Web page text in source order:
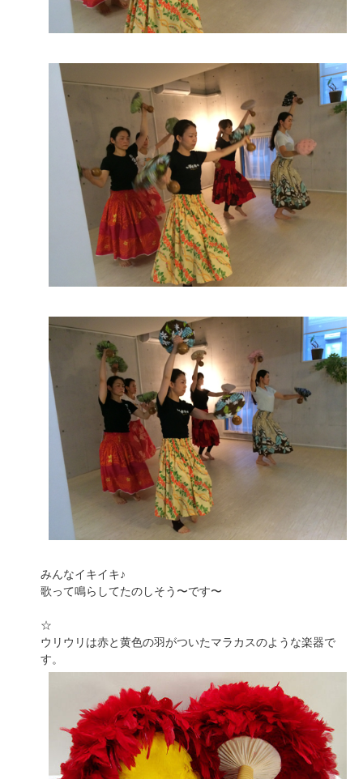
みんなイキイキ♪
歌って鳴らしてたのしそう〜です〜
☆
ウリウリは赤と黄色の羽がついたマラカスのような楽器で
す。